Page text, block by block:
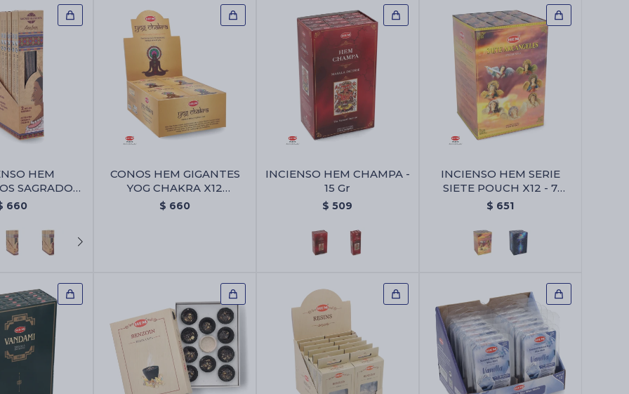
HEM
SAGRADOS
- Ambar
660
CONOS HEM GIGANTES
YOG CHAKRA X12
UNIDADES - Conos Hem
$ 660
INCIENSO HEM CHAMPA -
15 Gr
$ 509
INCIENSO HEM SERIE
SIETE POUCH X12 - 7
Arcangeles
$ 651